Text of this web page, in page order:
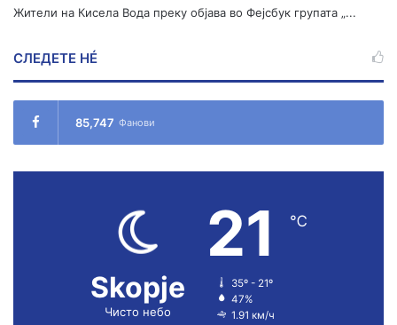
Жители на Кисела Вода преку објава во Фејсбук групата „...
СЛЕДЕТЕ НÉ
85,747 Фанови
Skopje
Чисто небо
21 ℃
35º - 21º
47%
1.91 км/ч